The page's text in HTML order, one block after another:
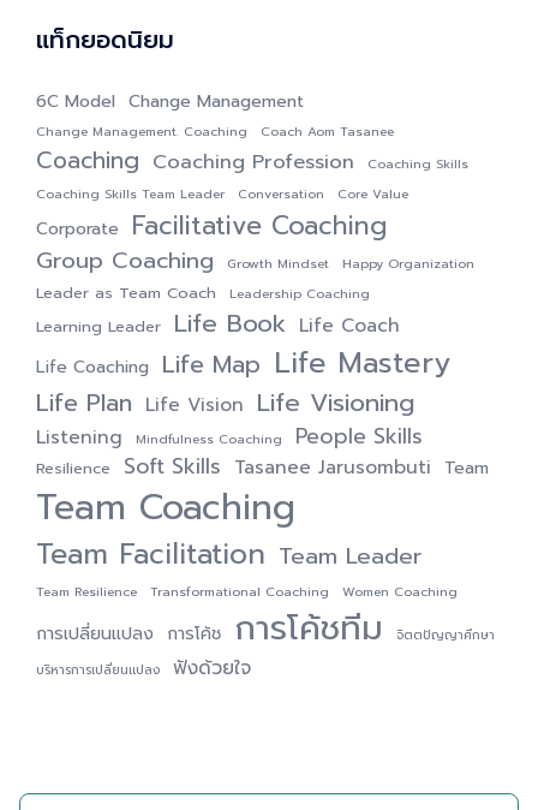
แท็กยอดนิยม
6C Model Change Management
Change Management. Coaching Coach Aom Tasanee
Coaching Coaching Profession
Coaching Skills
Coaching Skills Team Leader
Conversation Core Value
Corporate Facilitative Coaching
Group Coaching Growth Mindset Happy Organization
Leader as Team Coach Leadership Coaching
Learning Leader Life Book Life Coach
Life Coaching Life Map Life Mastery
Life Plan Life Vision Life Visioning
Listening Mindfulness Coaching People Skills
Resilience Soft Skills Tasanee Jarusombuti Team
Team Coaching
Team Facilitation Team Leader
Team Resilience Transformational Coaching Women Coaching
การเปลี่ยนแปลง การโค้ช การโค้ชทีม
จิตตปัญญาศึกษา
บริหารการเปลี่ยนแปลง
ฟังด้วยใจ